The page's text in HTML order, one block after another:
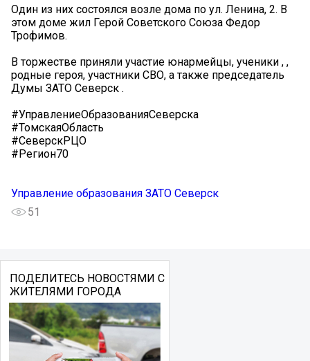
Один из них состоялся возле дома по ул. Ленина, 2. В
этом доме жил Герой Советского Союза Федор
Трофимов.
В торжестве приняли участие юнармейцы, ученики , ,
родные героя, участники СВО, а также председатель
Думы ЗАТО Северск .
#УправлениеОбразованияСеверска
#ТомскаяОбласть
#СеверскРЦО
#Регион70
Управление образования ЗАТО Северск
51
ПОДЕЛИТЕСЬ НОВОСТЯМИ С
ЖИТЕЛЯМИ ГОРОДА